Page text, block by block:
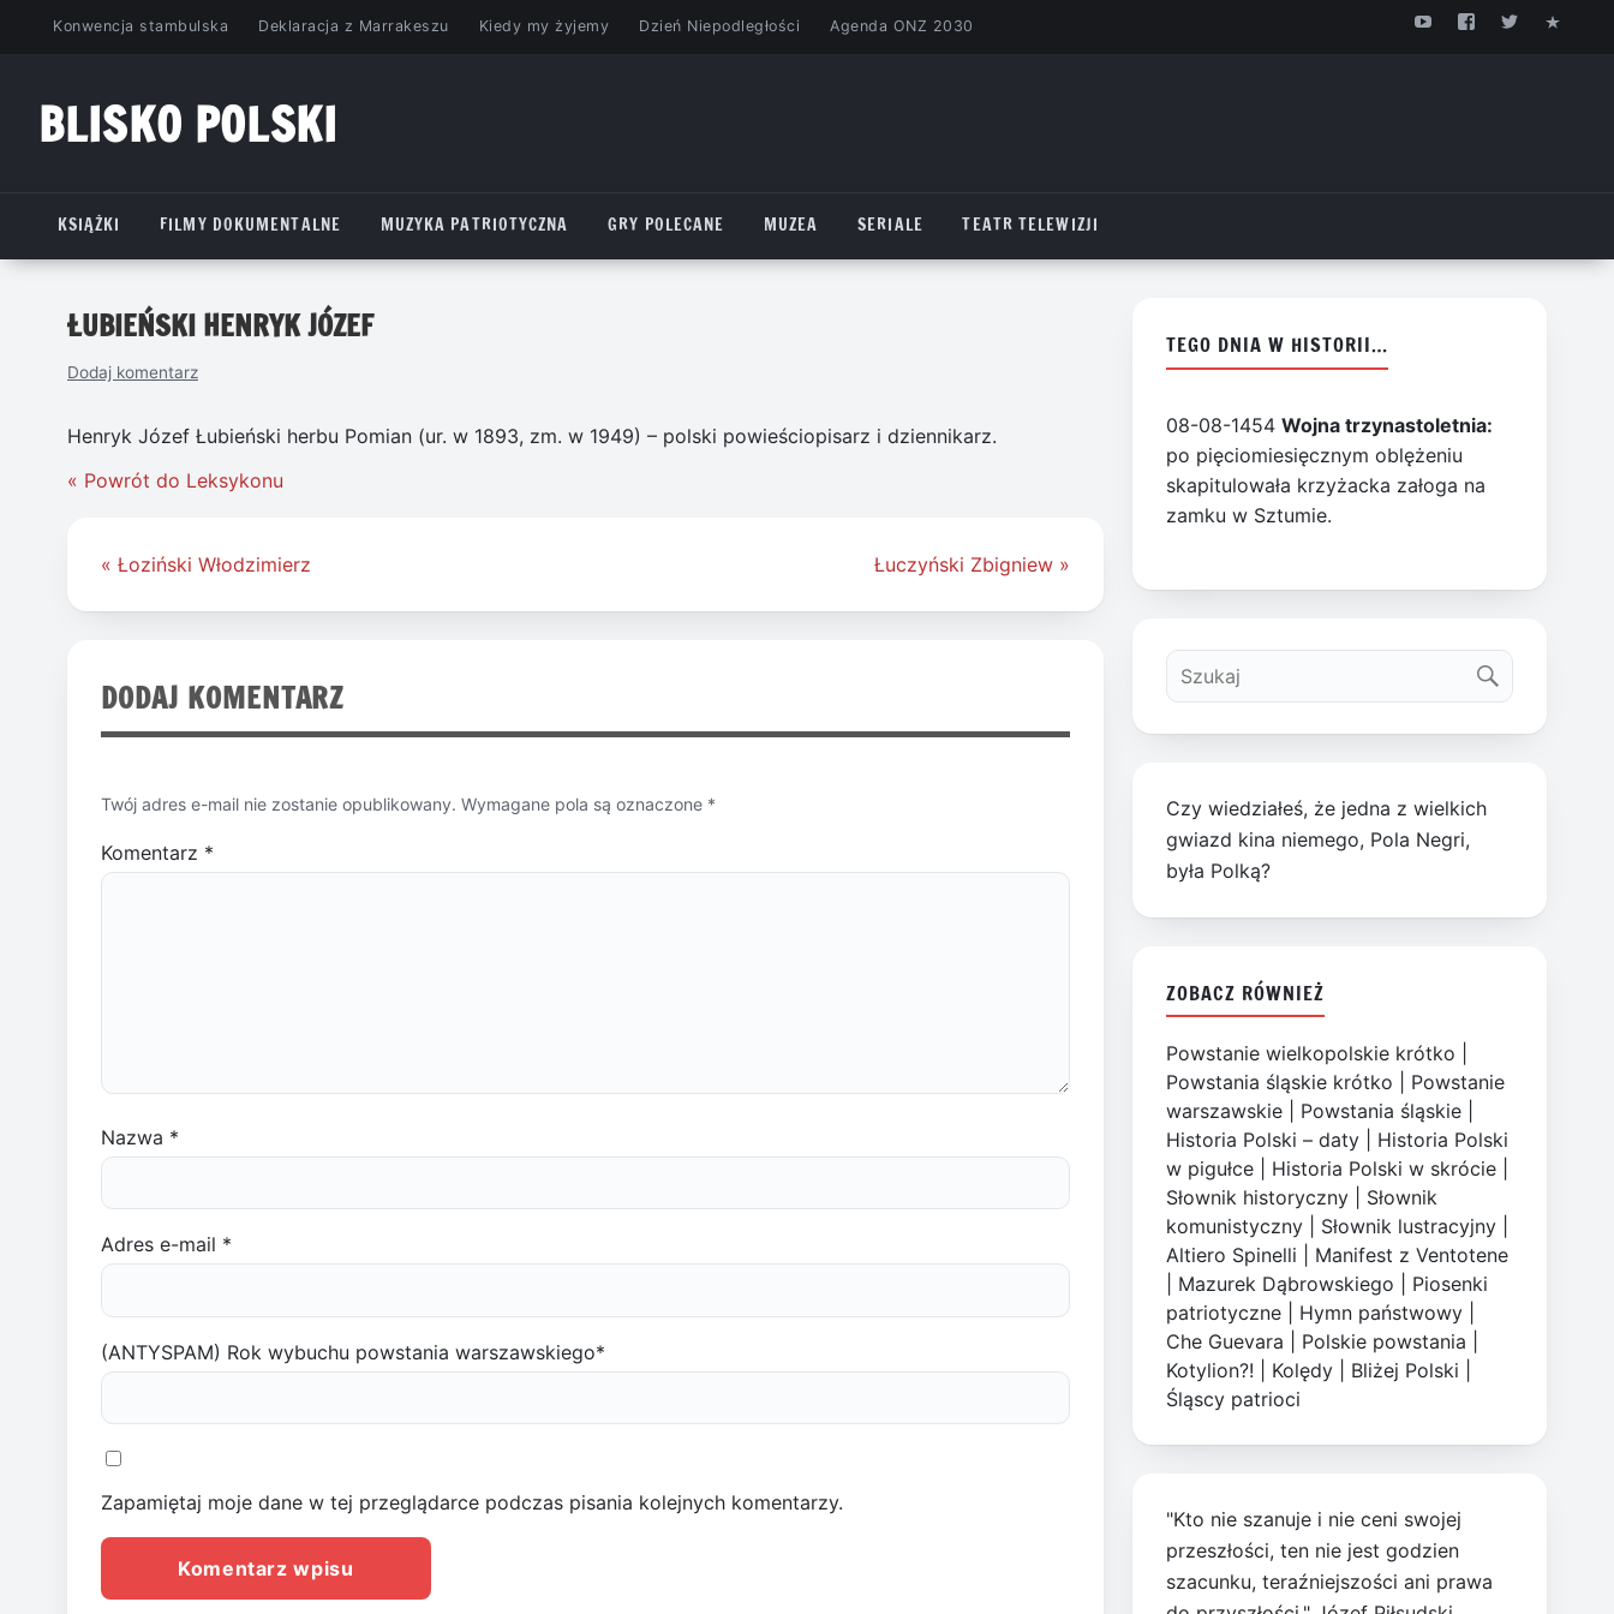
PrzejdźKonwencja stambulska Deklaracja z Marrakeszu Kiedy my żyjemy Dzień Niepodległości Agenda ONZ 2030
BLISKO POLSKI
KSIĄŻKI
FILMY DOKUMENTALNE MUZYKA PATRIOTYCZNA GRY POLECANE MUZEA SERIALE TEATR TELEWIZJI
ŁUBIEŃSKI HENRYK JÓZEF
Dodaj komentarz
Henryk Józef Łubieński herbu Pomian (ur. w 1893, zm. w 1949) – polski powieściopisarz i dziennikarz.
« Powrót do Leksykonu
Nawigacja
« Łoziński Włodzimierz Łuczyński Zbigniew »
DODAJ KOMENTARZ
Twój adres e-mail nie zostanie opublikowany. Wymagane pola są oznaczone *
Komentarz *
Nazwa *
Adres e-mail *
(ANTYSPAM) Rok wybuchu powstania warszawskiego*
Zapamiętaj moje dane w tej przeglądarce podczas pisania kolejnych komentarzy.
TEGO DNIA W HISTORII…
08-08-1454Wojna trzynastoletnia:
po pięciomiesięcznym oblężeniu
skapitulowała krzyżacka załoga na
zamku w Sztumie.
Czy wiedziałeś, że jedna z wielkich
gwiazd kina niemego, Pola Negri,
była Polką?
ZOBACZ RÓWNIEŻ
Powstanie wielkopolskie krótko
Powstania śląskie krótko
Powstanie
warszawskie
Powstania śląskie
Historia Polski – daty
Historia Polski
w pigułce
Historia Polski w skrócie
Słownik historyczny
Słownik
komunistyczny
Słownik lustracyjny
Altiero Spinelli
Manifest z Ventotene
Mazurek Dąbrowskiego
Piosenki
patriotyczne
Hymn państwowy
Che Guevara
Polskie powstania
Kotylion?!
Kolędy Bliżej Polski
Śląscy patrioci
"Kto nie szanuje i nie ceni swojej
przeszłości, ten nie jest godzien
szacunku, teraźniejszości ani prawa